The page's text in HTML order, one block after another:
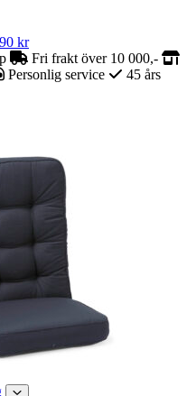
kr
Fri frakt över 10 000,-
Personlig service
45 års